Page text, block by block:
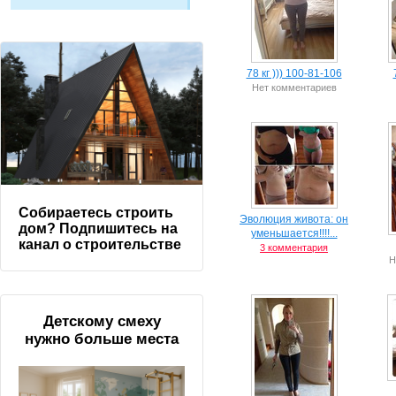
78 кг ))) 100-81-106
Нет комментариев
Эволюция живота: он
уменьшается!!!!...
3 комментария
Собираетесь строить
дом? Подпишитесь на
канал о строительстве
Детскому смеху
нужно больше места